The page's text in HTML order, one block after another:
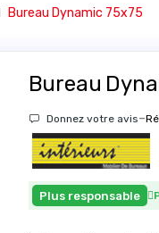
Bureau Dynamic 75x75
Bureau
Donnez votre avis-
Plus responsable